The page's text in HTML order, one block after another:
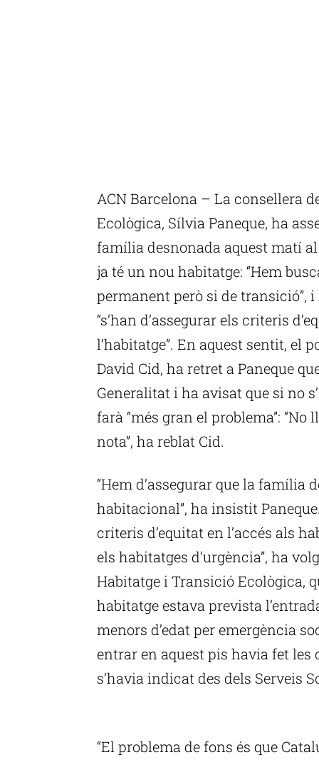
ACN Barcelona – La consellera
Ecològica, Sílvia Paneque, ha
família desnonada aquest matí
ja té un nou habitatge: “Hem
permanent però si de transició”,
“s’han d’assegurar els criteris
l’habitatge”. En aquest sentit, el
David Cid, ha retret a Paneque
Generalitat i ha avisat que si no
farà “més gran el problema”:
nota”, ha reblat Cid.
“Hem d’assegurar que la família
habitacional”, ha insistit
criteris d’equitat en l’accés als
els habitatges d’urgència”, ha
Habitatge i Transició Ecològica,
habitatge estava prevista
menors d’edat per emergència
entrar en aquest pis havia fet les
s’havia indicat des dels Serveis
“El problema de fons és que